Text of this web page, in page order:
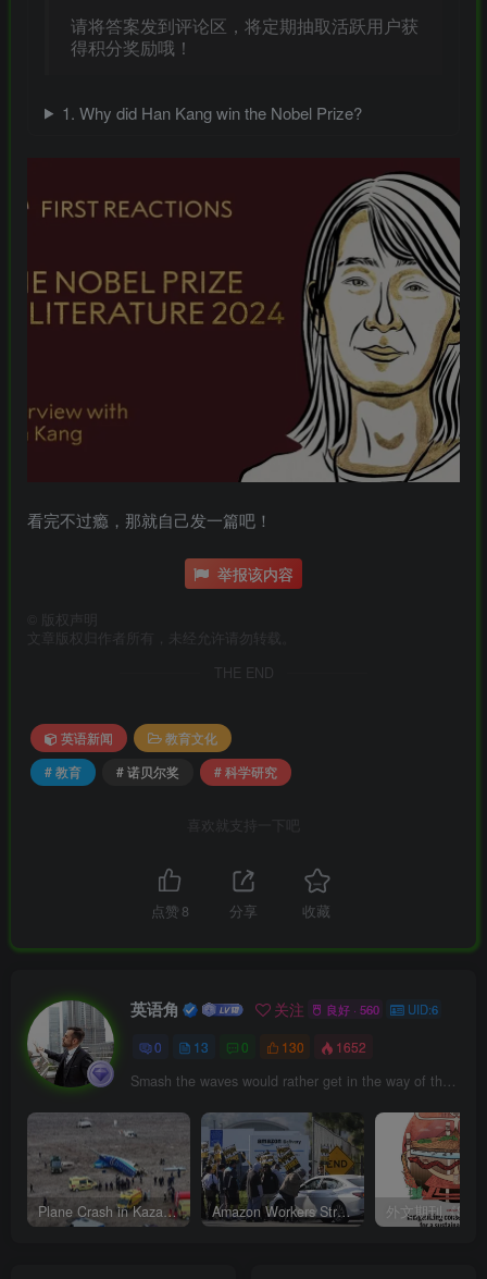
widgets-
雅马
仿象牙
乐器
破壁机家用低
音破壁机
￥0.00
此极AI时间宝
机器人小初高
学习管理神器
299
小打
小闹
YAMAHA雅马
哈W3AWn哑
光原木色W系
列顶配旗舰款
欧洲古典风格
高端实木钢琴
38700
￥1.00
指乎
乐器
请将答案发到评论区，将定期抽取活跃用户获
得积分奖励哦！
1. Why did Han Kang win the Nobel Prize?
看完不过瘾，那就自己发一篇吧！
举报该内容
版权声明
文章版权归作者所有，未经允许请勿转载。
THE END
英语新闻
教育文化
# 教育
# 诺贝尔奖 # 科学研究
喜欢就支持一下吧
点赞 8 分享 收藏
英语角 关注 良好 · 560 UID:6
0 13 0 130 1652
Smash the waves would rather get in the way of the reef hill, also not willing to take a step back.
Plane Crash in Kazakhstan哈萨克斯坦飞机失事 Amazon Workers Strike Before Christmas